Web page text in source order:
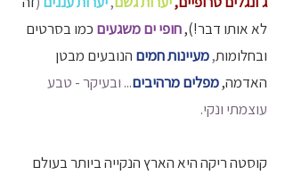
לא אותו דבר!),חופי ים משגעים כמו בסרטים
ובחלומות,מעיינות חמים הנובעים מבטן
האדמה,מפלים מרהיבים... ובעיקר - טבע
עוצמתי ונקי.
קוסטה ריקה היא הארץ הנקייה ביותר בעולם